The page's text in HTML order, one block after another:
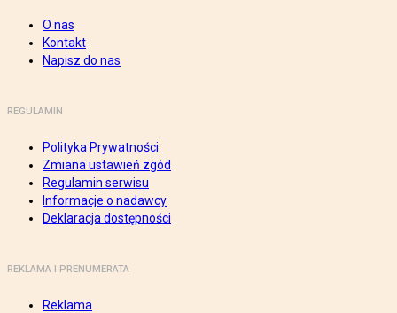
O nas
Kontakt
Napisz do nas
REGULAMIN
Polityka Prywatności
Zmiana ustawień zgód
Regulamin serwisu
Informacje o nadawcy
Deklaracja dostępności
REKLAMA I PRENUMERATA
Reklama